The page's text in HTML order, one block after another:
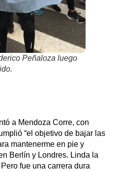
Peñaloza luego
a Mendoza Corre, con
“el objetivo de bajar las
mantenerme en pie y
Berlín y Londres. Linda la
fue una carrera dura